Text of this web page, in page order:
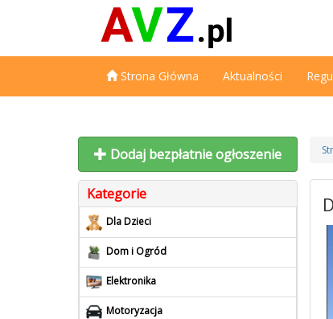
Strona Główna Aktualności
Dodaj bezpłatnie ogłoszenie
Kategorie
Dla Dzieci
Dom i Ogród
Elektronika
Motoryzacja